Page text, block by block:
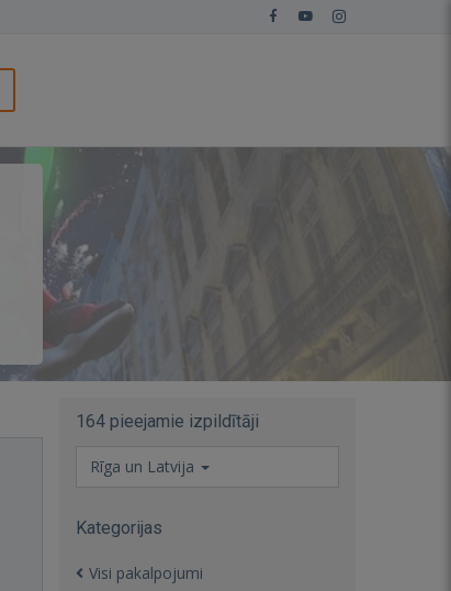
164 pieejamie izpildītāji
Rīga un Latvija
Kategorijas
Visi pakalpojumi